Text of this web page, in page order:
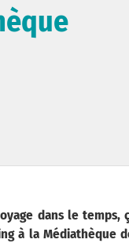
dans le temps,
à la Médiathèque